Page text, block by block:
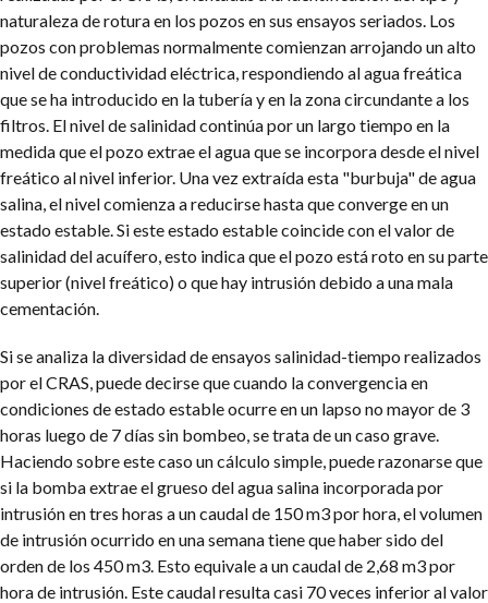
naturaleza de rotura en los pozos en sus ensayos seriados. Los
pozos con problemas normalmente comienzan arrojando un alto
nivel de conductividad eléctrica, respondiendo al agua freática
que se ha introducido en la tubería y en la zona circundante a los
filtros. El nivel de salinidad continúa por un largo tiempo en la
medida que el pozo extrae el agua que se incorpora desde el nivel
freático al nivel inferior. Una vez extraída esta "burbuja" de agua
salina, el nivel comienza a reducirse hasta que converge en un
estado estable. Si este estado estable coincide con el valor de
salinidad del acuífero, esto indica que el pozo está roto en su parte
superior (nivel freático) o que hay intrusión debido a una mala
cementación.
Si se analiza la diversidad de ensayos salinidad-tiempo realizados
por el CRAS, puede decirse que cuando la convergencia en
condiciones de estado estable ocurre en un lapso no mayor de 3
horas luego de 7 días sin bombeo, se trata de un caso grave.
Haciendo sobre este caso un cálculo simple, puede razonarse que
si la bomba extrae el grueso del agua salina incorporada por
intrusión en tres horas a un caudal de 150 m3 por hora, el volumen
de intrusión ocurrido en una semana tiene que haber sido del
orden de los 450 m3. Esto equivale a un caudal de 2,68 m3 por
hora de intrusión. Este caudal resulta casi 70 veces inferior al valor